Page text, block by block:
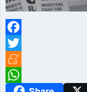
Facebook
Twitter
Meneame